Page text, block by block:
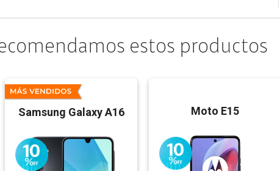
estos productos
Samsung Galaxy A16 Moto E15